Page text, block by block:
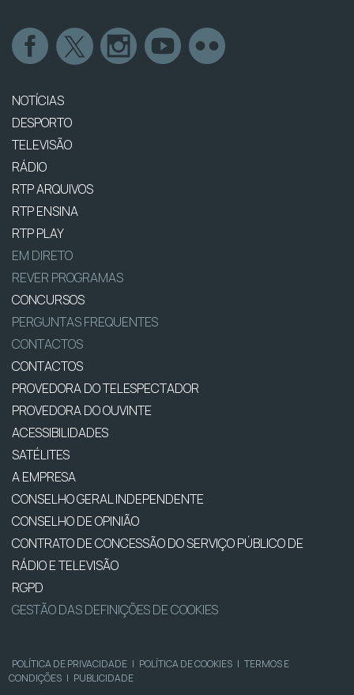
NOTÍCIAS
DESPORTO
TELEVISÃO
RÁDIO
RTP ARQUIVOS
RTP ENSINA
RTP PLAY
EM DIRETO
REVER PROGRAMAS
CONCURSOS
PERGUNTAS FREQUENTES
CONTACTOS
CONTACTOS
PROVEDORA DO TELESPECTADOR
PROVEDORA DO OUVINTE
ACESSIBILIDADES
SATÉLITES
A EMPRESA
CONSELHO GERAL INDEPENDENTE
CONSELHO DE OPINIÃO
CONTRATO DE CONCESSÃO DO SERVIÇO PÚBLICO DE
RÁDIO E TELEVISÃO
RGPD
GESTÃO DAS DEFINIÇÕES DE COOKIES
POLÍTICA DE PRIVACIDADE | POLÍTICA DE COOKIES | TERMOS E
CONDIÇÕES | PUBLICIDADE